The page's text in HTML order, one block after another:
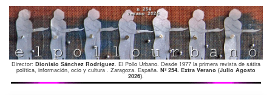
Director: Dionisio Sánchez Rodríguez. El Pollo Urbano. Desde 1977 la primera revista de sátira
política, información, ocio y cultura . Zaragoza. España. Nº 254. Extra Verano (Julio Agosto
2026).